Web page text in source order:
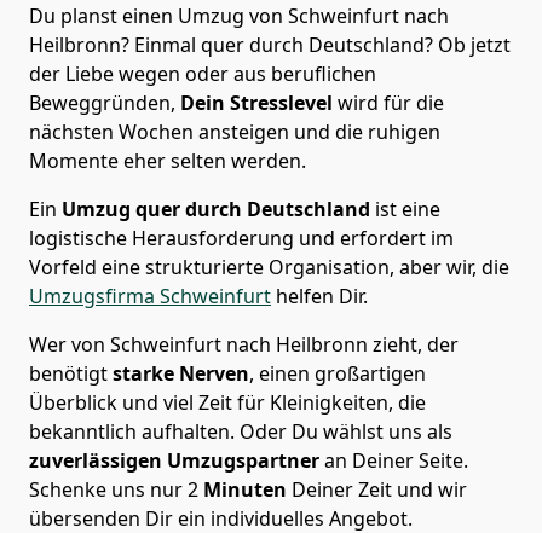
Du planst einen Umzug von Schweinfurt nach
Heilbronn? Einmal quer durch Deutschland? Ob jetzt
der Liebe wegen oder aus beruflichen
Beweggründen, Dein Stresslevel wird für die
nächsten Wochen ansteigen und die ruhigen
Momente eher selten werden.
Ein Umzug quer durch Deutschland ist eine
logistische Herausforderung und erfordert im
Vorfeld eine strukturierte Organisation, aber wir, die
Umzugsfirma Schweinfurt helfen Dir.
Wer von Schweinfurt nach Heilbronn zieht, der
benötigtstarke Nerven, einen großartigen
Überblick und viel Zeit für Kleinigkeiten, die
bekanntlich aufhalten. Oder Du wählst uns als
zuverlässigen Umzugspartneran Deiner Seite.
Schenke uns nur2 Minuten Deiner Zeit und wir
übersenden Dir ein individuelles Angebot.